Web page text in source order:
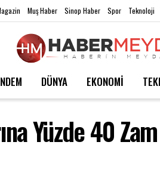
Muş Haber Sinop Haber Spor Teknoloji
DÜNYA EKONOMİ
Yüzde 40 Zam